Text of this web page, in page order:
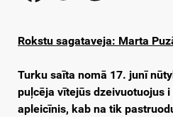
Rokstu sagataveja: Marta
Turku saīta nomā 17. junī
puļcēja vītejūs dzeivuotuojus
apleicīnis, kab na tik